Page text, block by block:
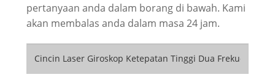
pertanyaan anda dalam borang di bawah. Kami
akan membalas anda dalam masa 24 jam.